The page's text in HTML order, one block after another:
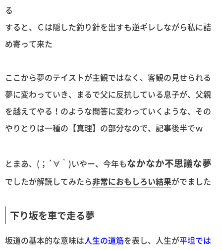
る
すると、Ｃは隠した釣り針を出すも逆ギレしながら私に詰
め寄って来た
ここから夢のテイストが主観ではなく、客観の見せられる
夢に変わっていき、まるで父に反抗している息子が、父親
を越えてやる！のような問答に変わっていくような、その
やりとりは一種の【真理】の部分なので、記事後半でｗ
とまあ、(；´∀｀)いやー、今年もなかなか不思議な夢
でしたが解読してみたら非常におもしろい結果がでました
下り坂を車で走る夢
坂道の基本的な意味は人生の道筋を表し、人生が平坦では